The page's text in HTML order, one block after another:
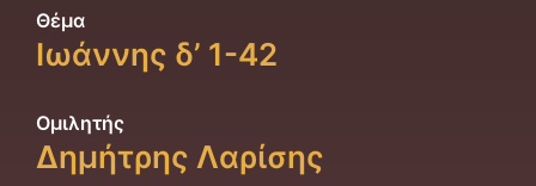
Θέμα
Ιωάννης δ’ 1-42
Ομιλητής
Δημήτρης Λαρίσης